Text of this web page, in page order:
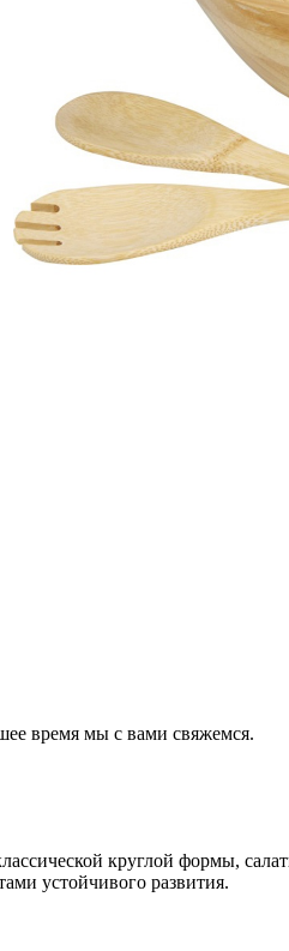
время мы с вами свяжемся.
круглой формы,
устойчивого развития.